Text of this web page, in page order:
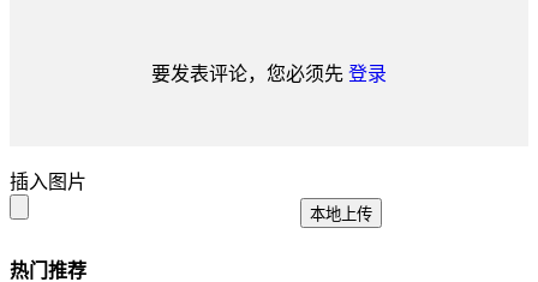
要发表评论，您必须先 登录
插入图片
本地上传
热门推荐